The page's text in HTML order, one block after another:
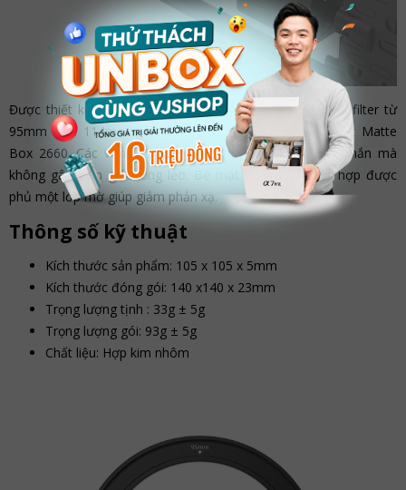
Được thiết kế để cho phép các ống kính có đường kính filter từ
95mm đến 114mm gắn được vào SmallRig Lightweight Matte
Box 2660. Các vòng cố địnhống kínhmột cách chắc chắn mà
không gây cảm giác lỏng lẻo. Bề mặt của vòng điều hợp được
phủ một lớp mờ giúp giảm phản xạ.
Thông số kỹ thuật
Kích thước sản phẩm: 105 x 105 x 5mm
Kích thước đóng gói: 140 x140 x 23mm
Trọng lượng tịnh : 33g ± 5g
Trọng lượng gói: 93g ± 5g
Chất liệu: Hợp kim nhôm